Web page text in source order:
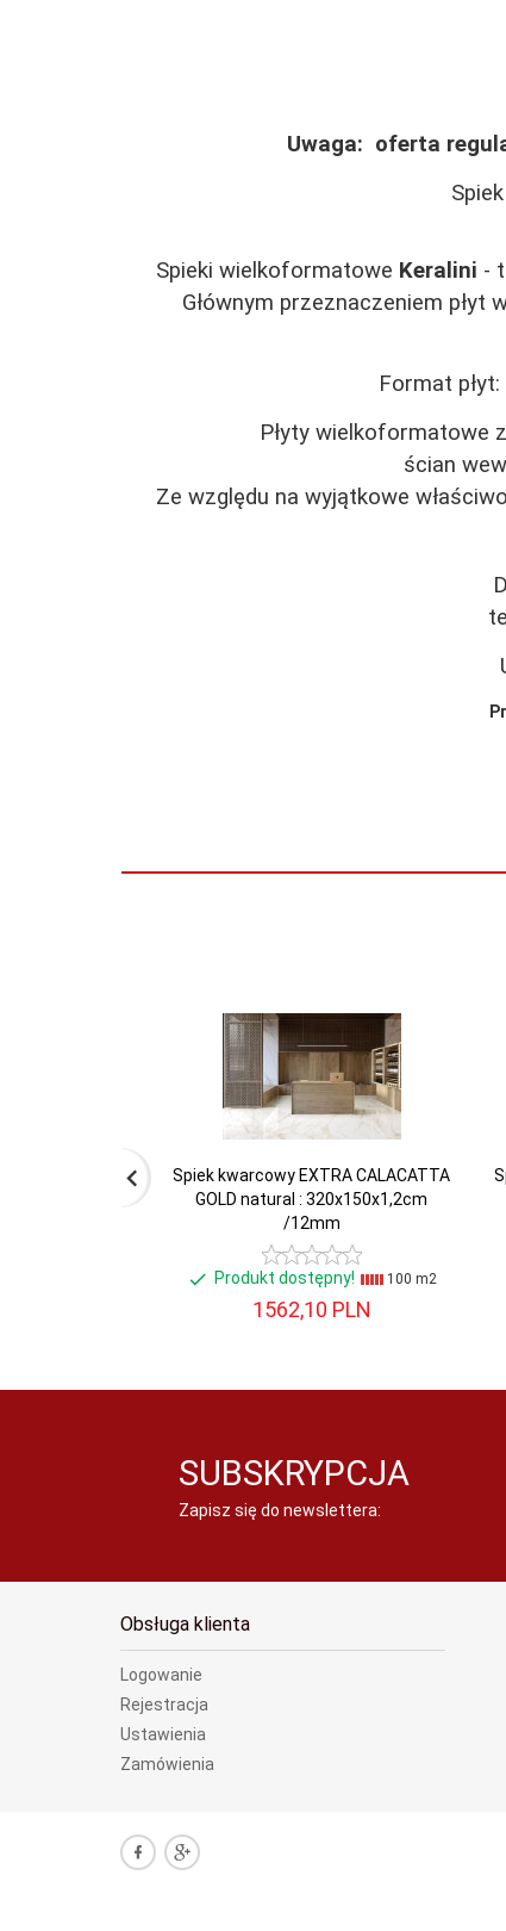
Uwaga: oferta
Spieki wielkoformatowe Keralini -
Głównym przeznaczeniem płyt
Format płyt:
Płyty wielkoformatowe
ścian
Ze względu na wyjątkowe
Spiek kwarcowy EXTRA CALACATTA
GOLD natural : 320x150x1,2cm
/12mm
Produkt dostępny! 100 m2
1562,10 PLN
SUBSKRYPCJA
Zapisz się do newslettera:
Obsługa klienta
Logowanie
Rejestracja
Ustawienia
Zamówienia